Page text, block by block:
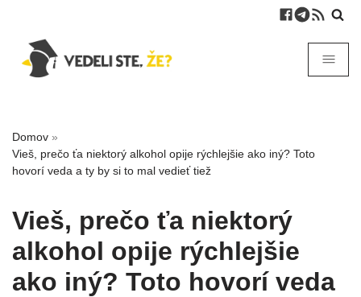
Domov »
Vieš, prečo ťa niektorý alkohol opije rýchlejšie ako iný? Toto
hovorí veda a ty by si to mal vedieť tiež
Vieš, prečo ťa niektorý
alkohol opije rýchlejšie
ako iný? Toto hovorí veda